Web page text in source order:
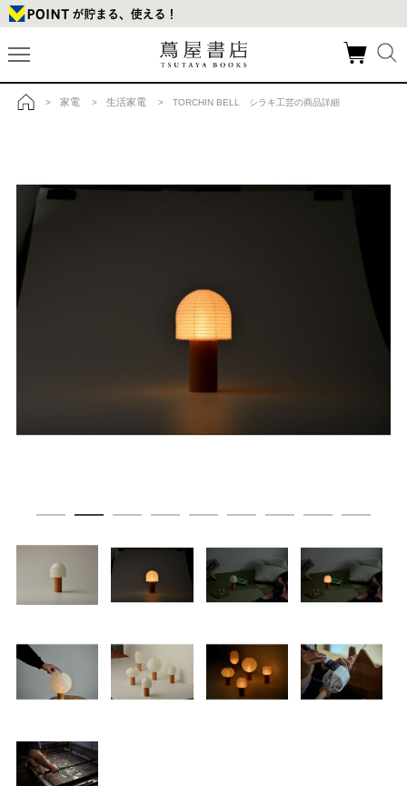
> 家電 > 生活家電 > TORCHIN BELL シラキ工芸の商品詳細